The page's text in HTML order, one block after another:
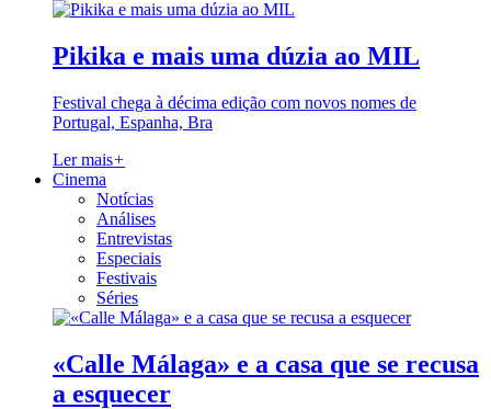
Pikika e mais uma dúzia ao MIL
Festival chega à décima edição com novos nomes de
Portugal, Espanha, Bra
Ler mais+
Cinema
Notícias
Análises
Entrevistas
Especiais
Festivais
Séries
«Calle Málaga» e a casa que se recusa
a esquecer